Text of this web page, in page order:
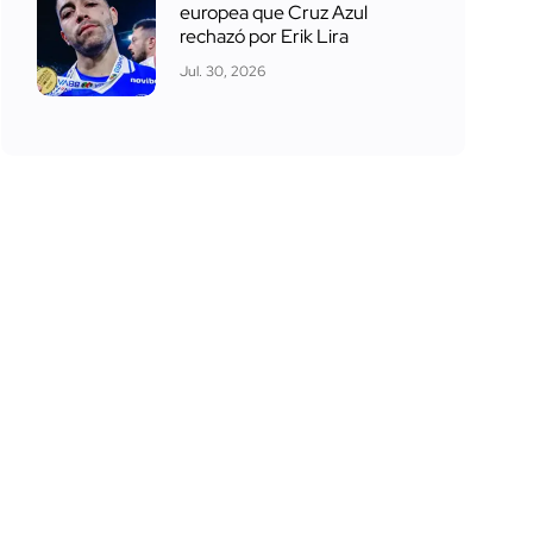
europea que Cruz Azul
rechazó por Erik Lira
Jul. 30, 2026